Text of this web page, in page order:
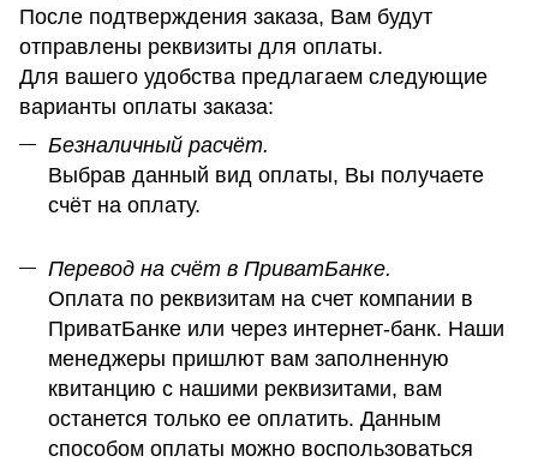
После подтверждения заказа, Вам будут
отправлены реквизиты для оплаты.
Для вашего удобства предлагаем следующие
варианты оплаты заказа:
Безналичный расчёт.
Выбрав данный вид оплаты, Вы получаете
счёт на оплату.
Перевод на счёт в ПриватБанке.
Оплата по реквизитам на счет компании в
ПриватБанке или через интернет-банк. Наши
менеджеры пришлют вам заполненную
квитанцию с нашими реквизитами, вам
останется только ее оплатить. Данным
способом оплаты можно воспользоваться